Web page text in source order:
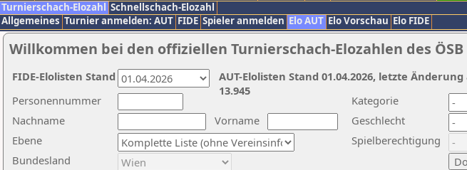
Turnierschach-Elozahl Schnellschach-Elozahl
Allgemeines Turnier anmelden: AUT FIDE Spieler anmelden Elo AUT Elo Vorschau Elo FIDE
Willkommen bei den offiziellen Turnierschach-Elozahlen des ÖSB
Nachname
Vorname
Ebene
Kategorie
Personennummer
Bundesland
Geschlecht
Spielberechtigung
AUT-Elolisten Stand 01.04.2026, letzte
13.945
FIDE-Elolisten Stand